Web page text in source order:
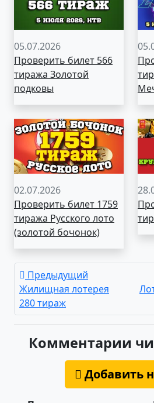
05.07.2026
Проверить билет 566
тиража Золотой
подковы
02.07.2026
Проверить билет 1759
тиража Русского лото
(золотой бочонок)
Предыдущий
Жилищная лотерея
280 тираж
Комментарии
Добавить